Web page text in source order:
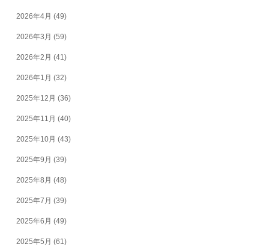
2026年4月 (49)
2026年3月 (59)
2026年2月 (41)
2026年1月 (32)
2025年12月 (36)
2025年11月 (40)
2025年10月 (43)
2025年9月 (39)
2025年8月 (48)
2025年7月 (39)
2025年6月 (49)
2025年5月 (61)